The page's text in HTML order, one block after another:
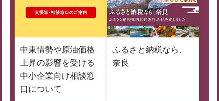
中東情勢や原油価格
上昇の影響を受ける
中小企業向け相談窓
口について
ふるさと納税なら、
奈良